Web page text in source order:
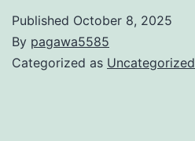
Published October 8, 2025
By pagawa5585
Categorized as Uncategorized